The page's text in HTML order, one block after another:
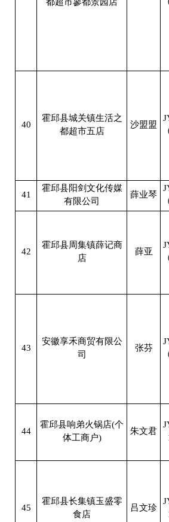
40
霍邱县城关镇生活之
都超市五店
沙盟盟
41
霍邱县阳剑文化传媒
有限公司
薛业琴
42
霍邱县周集镇薛记商
店
薛亚
43
安徽享禾商贸有限公
司
张芬
44
霍邱县响弟火锅店(个
体工商户)
朱文君
45
霍邱县长集镇玉盛零
食店
吕文珍